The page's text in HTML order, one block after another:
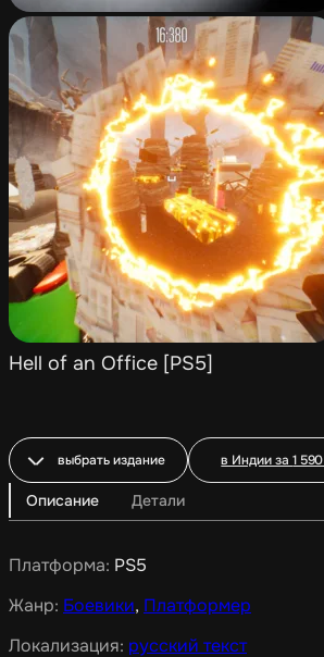
Hell of an Office [PS5]
выбрать издание в Индии за1 590
Описание Детали
Платформа: PS5
Жанр: Боевики, Платформер
Локализация: русский текст